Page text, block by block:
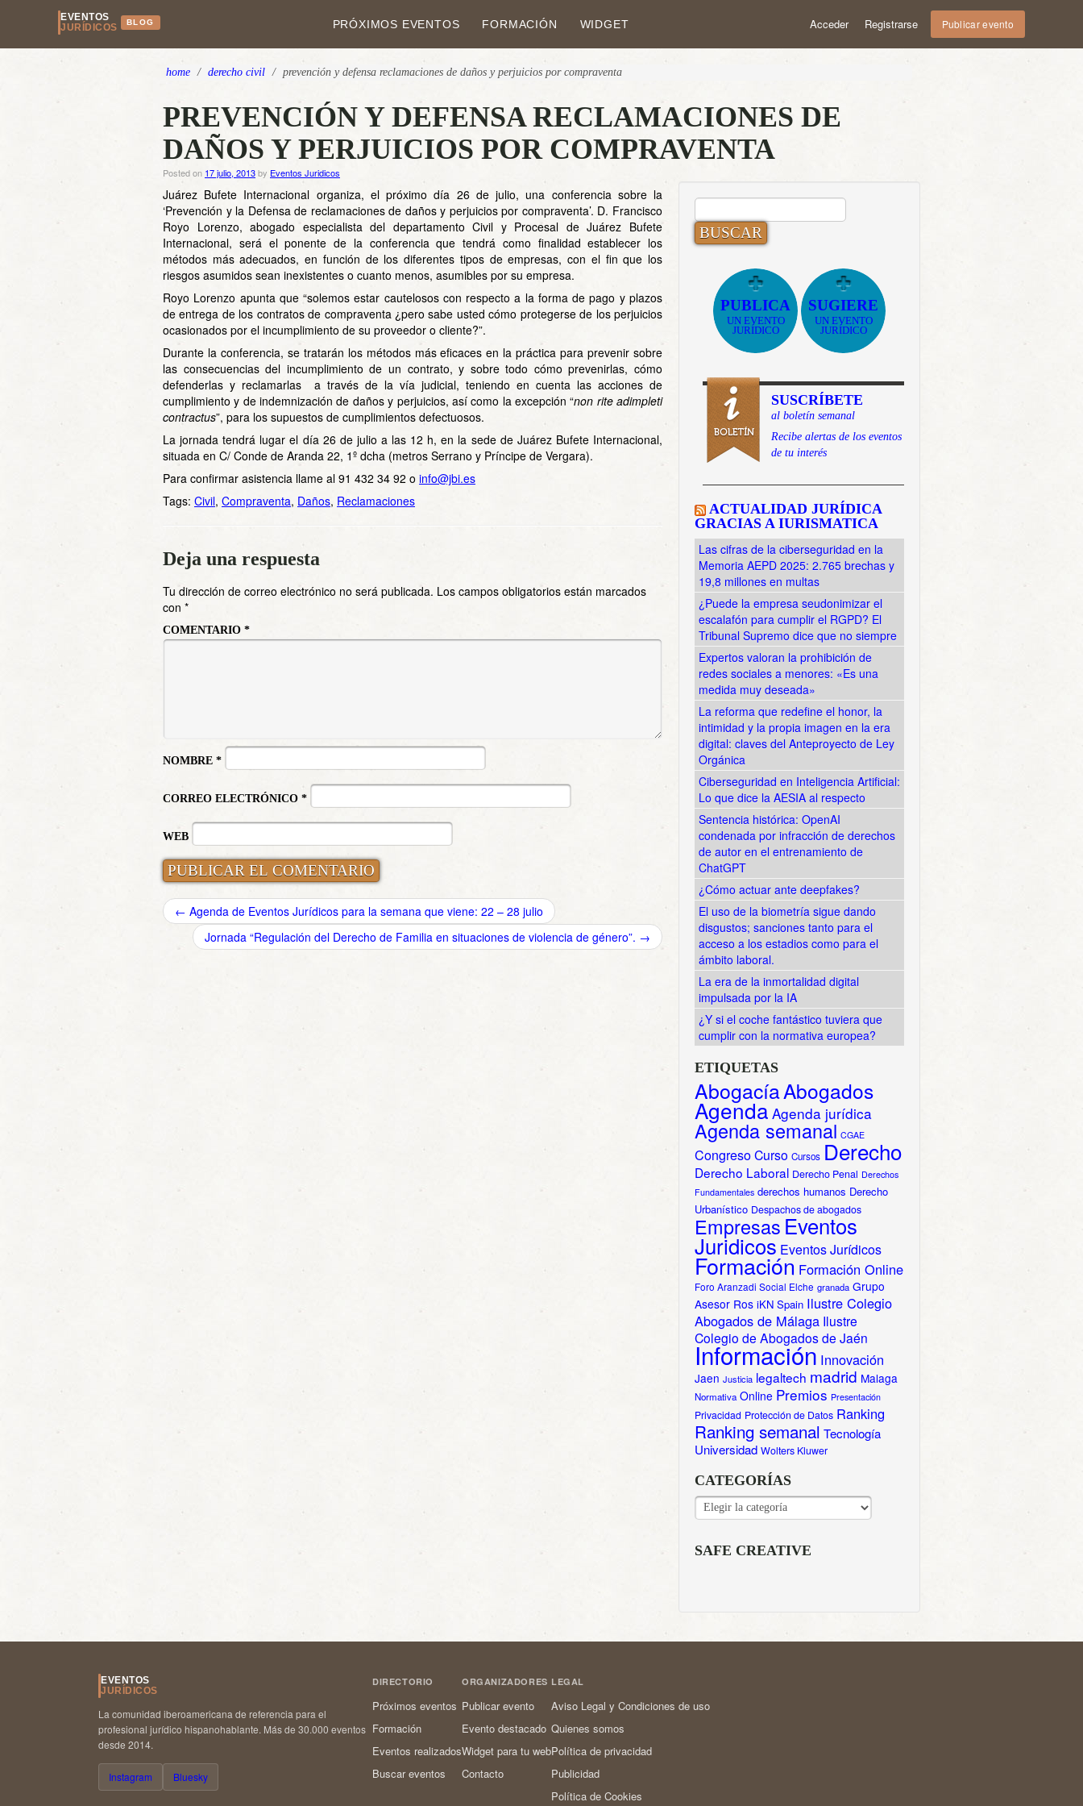
EVENTOS
JURÍDICOS
BLOG PRÓXIMOS EVENTOS FORMACIÓN WIDGET Acceder Registrarse Publicar evento
home / derecho civil / prevención y defensa reclamaciones de daños y perjuicios por compraventa
PREVENCIÓN Y DEFENSA RECLAMACIONES DE
DAÑOS Y PERJUICIOS POR COMPRAVENTA
Posted on 17 julio, 2013by Eventos Juridicos
Juárez Bufete Internacional organiza, el próximo día 26 de julio, una conferencia sobre la
‘Prevención y la Defensa de reclamaciones de daños y perjuicios por compraventa’. D. Francisco
Royo Lorenzo, abogado especialista del departamento Civil y Procesal de Juárez Bufete
Internacional, será el ponente de la conferencia que tendrá como finalidad establecer los
métodos más adecuados, en función de los diferentes tipos de empresas, con el fin que los
riesgos asumidos sean inexistentes o cuanto menos, asumibles por su empresa.
Royo Lorenzo apunta que “solemos estar cautelosos con respecto a la forma de pago y plazos
de entrega de los contratos de compraventa ¿pero sabe usted cómo protegerse de los perjuicios
ocasionados por el incumplimiento de su proveedor o cliente?”.
Durante la conferencia, se tratarán los métodos más eficaces en la práctica para prevenir sobre
las consecuencias del incumplimiento de un contrato, y sobre todo cómo prevenirlas, cómo
defenderlas y reclamarlas a través de la vía judicial, teniendo en cuenta las acciones de
cumplimiento y de indemnización de daños y perjuicios, así como la excepción “non rite adimpleti
contractus”, para los supuestos de cumplimientos defectuosos.
La jornada tendrá lugar el día 26 de julio a las 12 h, en la sede de Juárez Bufete Internacional,
situada en C/ Conde de Aranda 22, 1º dcha (metros Serrano y Príncipe de Vergara).
Para confirmar asistencia llame al 91 432 34 92 o info@jbi.es
Tags: Civil, Compraventa, Daños, Reclamaciones
Deja una respuesta
Tu dirección de correo electrónico no será publicada. Los campos obligatorios están marcados
con *
COMENTARIO *
NOMBRE *
CORREO ELECTRÓNICO *
WEB
← Agenda de Eventos Jurídicos para la semana que viene: 22 – 28 julio
Jornada “Regulación del Derecho de Familia en situaciones de violencia de género”. →
BUSCAR:
PUBLICA
UN EVENTO
JURÍDICO
SUGIERE
UN EVENTO
JURÍDICO
SUSCRÍBETE
al boletín semanal
Recibe alertas de los eventos
de tu interés
ACTUALIDAD JURÍDICA
GRACIAS A IURISMATICA
Las cifras de la ciberseguridad en la
Memoria AEPD 2025: 2.765 brechas y
19,8 millones en multas
¿Puede la empresa seudonimizar el
escalafón para cumplir el RGPD? El
Tribunal Supremo dice que no siempre
Expertos valoran la prohibición de
redes sociales a menores: «Es una
medida muy deseada»
La reforma que redefine el honor, la
intimidad y la propia imagen en la era
digital: claves del Anteproyecto de Ley
Orgánica
Ciberseguridad en Inteligencia Artificial:
Lo que dice la AESIA al respecto
Sentencia histórica: OpenAI
condenada por infracción de derechos
de autor en el entrenamiento de
ChatGPT
¿Cómo actuar ante deepfakes?
El uso de la biometría sigue dando
disgustos; sanciones tanto para el
acceso a los estadios como para el
ámbito laboral.
La era de la inmortalidad digital
impulsada por la IA
¿Y si el coche fantástico tuviera que
cumplir con la normativa europea?
ETIQUETAS
AbogacíaAbogados
Agenda Agenda jurídica
Agenda semanal CGAE
CongresoCurso Cursos Derecho
Derecho Laboral Derecho Penal Derechos
Fundamentales derechos humanos Derecho
Urbanístico Despachos de abogados
Empresas Eventos
Juridicos Eventos Jurídicos
Formación Formación Online
Foro Aranzadi Social Elche granada Grupo
Asesor Ros iKN Spain Ilustre Colegio
Abogados de Málaga Ilustre
Colegio de Abogados de Jaén
Información Innovación
Jaen Justicia legaltech madrid Malaga
Normativa Online Premios Presentación
Privacidad Protección de Datos Ranking
Ranking semanal Tecnología
Universidad Wolters Kluwer
CATEGORÍAS
CATEGORÍAS
SAFE CREATIVE
EVENTOS
JURÍDICOS
La comunidad iberoamericana de referencia para el
profesional jurídico hispanohablante. Más de 30.000 eventos
desde 2014.
Instagram Bluesky
DIRECTORIO
Próximos eventos
Formación
Eventos realizados
Buscar eventos
ORGANIZADORES
Publicar evento
Evento destacado
Widget para tu web
Contacto
LEGAL
Aviso Legal y Condiciones de uso
Quienes somos
Política de privacidad
Publicidad
Política de Cookies